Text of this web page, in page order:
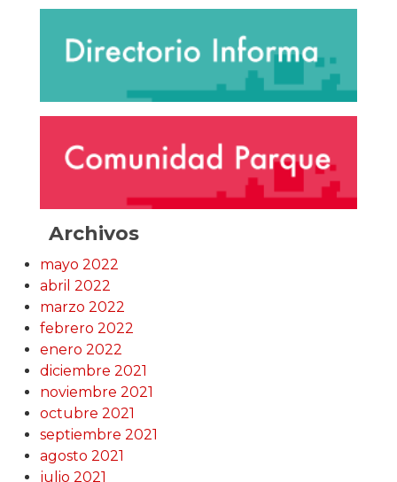
Archivos
mayo 2022
abril 2022
marzo 2022
febrero 2022
enero 2022
diciembre 2021
noviembre 2021
octubre 2021
septiembre 2021
agosto 2021
julio 2021